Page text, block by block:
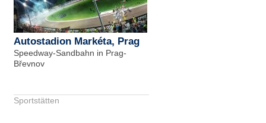
Autostadion Markéta, Prag
Speedway-Sandbahn in Prag-
Břevnov
Sportstätten